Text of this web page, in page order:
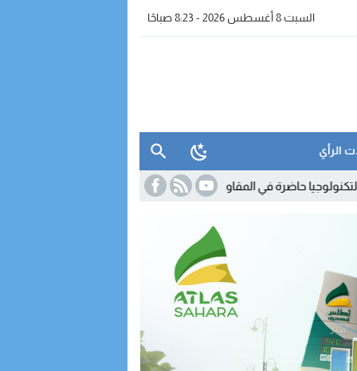
السبت 8 أغسطس 2026 - 8:23 صباحًا
الرأي
المقاولات المغربية.. لكن استخدامها لا يزال محدودا